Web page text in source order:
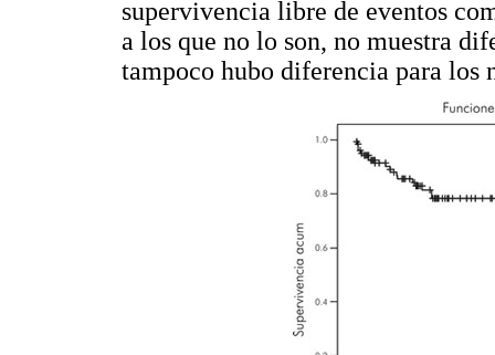
supervivencia libre de eventos
a los que no lo son, no muestra
tampoco hubo diferencia para los